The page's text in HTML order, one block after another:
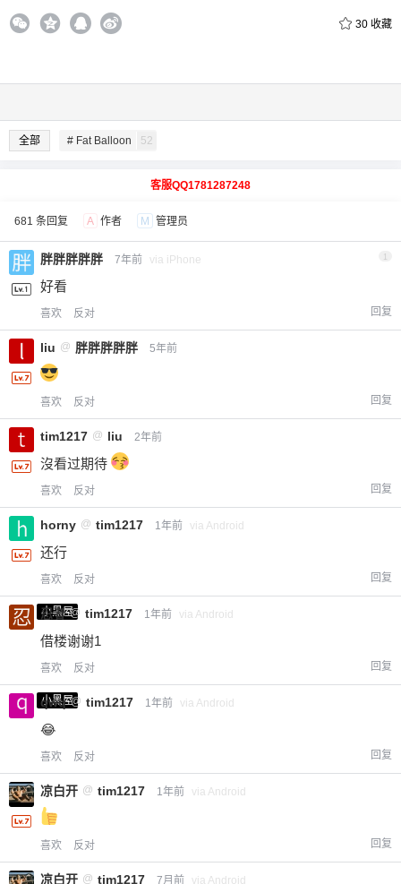
30 收藏
全部 # Fat Balloon 52
客服QQ1781287248
681 条回复 A 作者 M 管理员
胖胖胖胖胖 7年前 via iPhone
好看
喜欢 反对 回复
liu @ 胖胖胖胖胖 5年前
喜欢 反对 回复
tim1217 @ liu 2年前
沒看过期待
喜欢 反对 回复
horny @ tim1217 1年前 via Android
还行
喜欢 反对 回复
小黑屋
忍者 @ tim1217 1年前 via Android
借楼谢谢1
喜欢 反对 回复
小黑屋
qwq @ tim1217 1年前 via Android
😂
喜欢 反对 回复
凉白开 @ tim1217 1年前 via Android
喜欢 反对 回复
凉白开 @ tim1217 7月前 via Android